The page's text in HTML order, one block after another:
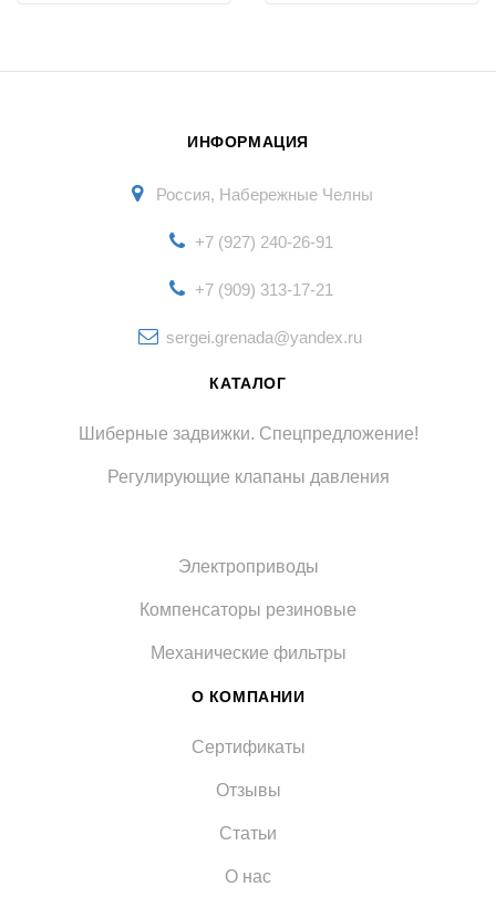
ИНФОРМАЦИЯ
Россия, Набережные Челны
+7 (927) 240-26-91
+7 (909) 313-17-21
sergei.grenada@yandex.ru
КАТАЛОГ
Шиберные задвижки. Спецпредложение!
Регулирующие клапаны давления
Электроприводы
Компенсаторы резиновые
Механические фильтры
О КОМПАНИИ
Сертификаты
Отзывы
Статьи
О нас